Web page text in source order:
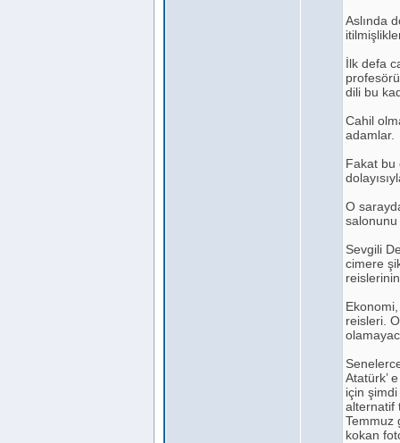
Aslında
İlk defa
dili bu
Cahil
adamlar.
Fakat bu
O
salonunu
Sevgili
cimere
reisleri.
Atatürk’
için
alternatif
Temmuz
kokan